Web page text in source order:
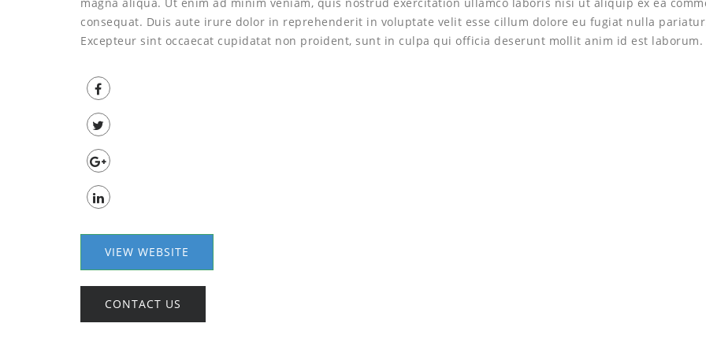
consequat. Duis aute irure dolor in reprehenderit in voluptate velit esse cillum dolore eu fugiat nulla
Excepteur sint occaecat cupidatat non proident, sunt in culpa qui officia deserunt mollit anim id est laborum.
VIEW WEBSITE
CONTACT US